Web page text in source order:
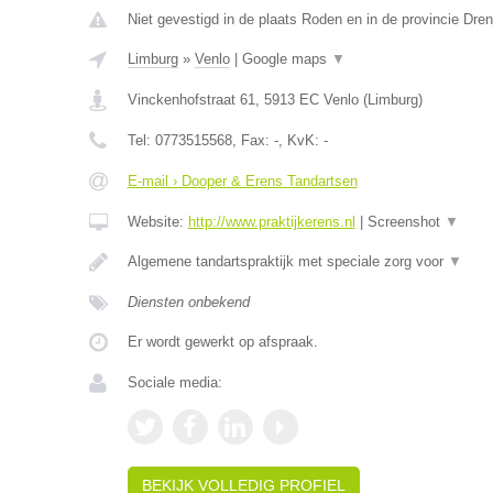
Niet gevestigd in de plaats Roden en in de provincie
Limburg» Venlo| Google maps ▼
Vinckenhofstraat 61, 5913 EC Venlo(Limburg)
Tel: 0773515568, Fax: -, KvK: -
E-mail › Dooper & Erens Tandartsen
Website: http://www.praktijkerens.nl Screenshot ▼
Algemene tandartspraktijk met speciale zorg voor ▼
Diensten onbekend
Er wordt gewerkt op afspraak.
Sociale media:
BEKIJK VOLLEDIG PROFIEL